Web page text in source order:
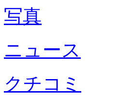
写真
ニュース
クチコミ